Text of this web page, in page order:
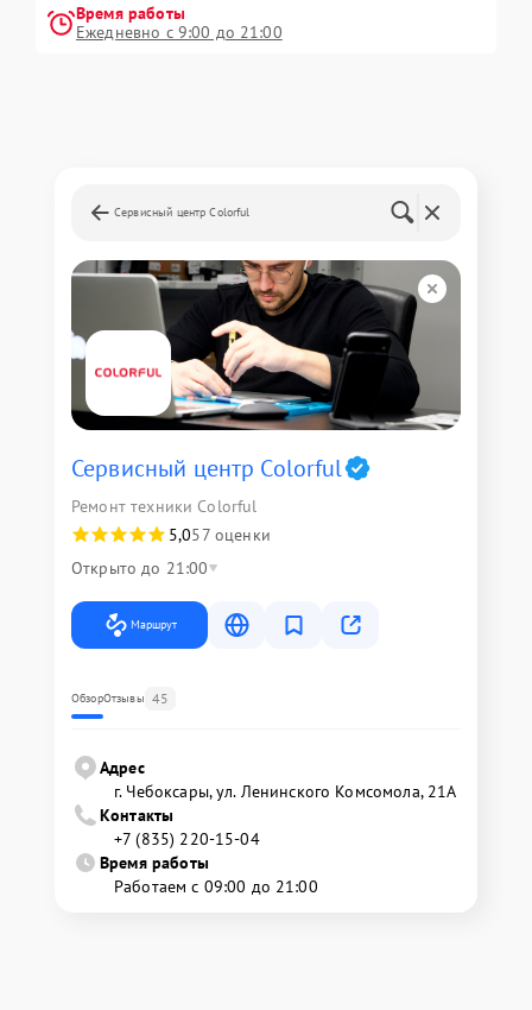
Время работы
Ежедневно с 9:00 до 21:00
Сервисный центр Colorful
Сервисный центр Colorful
Ремонт техники Colorful
5,057 оценки
Открыто до 21:00
Маршрут
ОбзорОтзывы 45
Адрес
г. Чебоксары, ул. Ленинского Комсомола, 21А
Контакты
+7 (835) 220-15-04
Время работы
Работаем с 09:00 до 21:00